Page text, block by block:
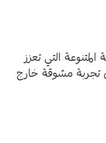
المتنوعة التي تعزز
تجربة مشوقة خارج